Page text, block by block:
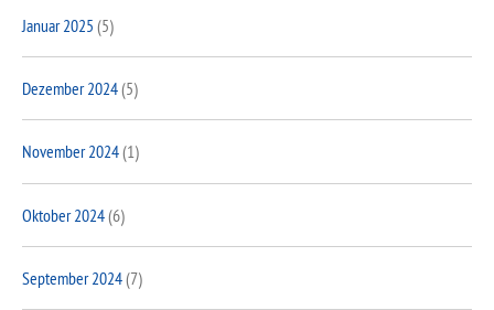
Januar 2025 (5)
Dezember 2024(5)
November 2024(1)
Oktober 2024(6)
September 2024(7)